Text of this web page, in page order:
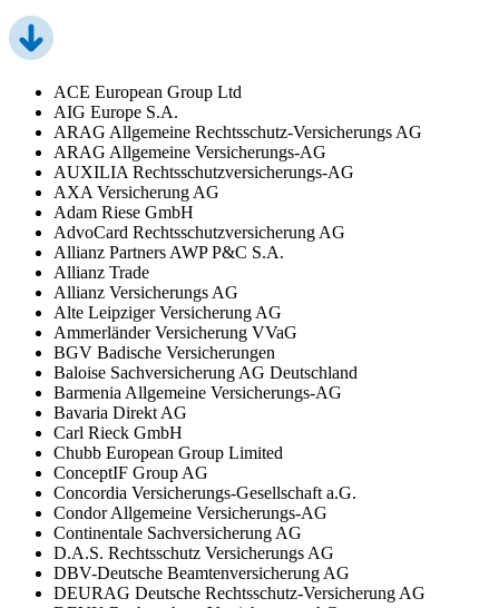
ACE European Group Ltd
AIG Europe S.A.
ARAG Allgemeine Rechtsschutz-Versicherungs AG
ARAG Allgemeine Versicherungs-AG
AUXILIA Rechtsschutzversicherungs-AG
AXA Versicherung AG
Adam Riese GmbH
AdvoCard Rechtsschutzversicherung AG
Allianz Partners AWP P&C S.A.
Allianz Trade
Allianz Versicherungs AG
Alte Leipziger Versicherung AG
Ammerländer Versicherung VVaG
BGV Badische Versicherungen
Baloise Sachversicherung AG Deutschland
Barmenia Allgemeine Versicherungs-AG
Bavaria Direkt AG
Carl Rieck GmbH
Chubb European Group Limited
ConceptIF Group AG
Concordia Versicherungs-Gesellschaft a.G.
Condor Allgemeine Versicherungs-AG
Continentale Sachversicherung AG
D.A.S. Rechtsschutz Versicherungs AG
DBV-Deutsche Beamtenversicherung AG
DEURAG Deutsche Rechtsschutz-Versicherung AG